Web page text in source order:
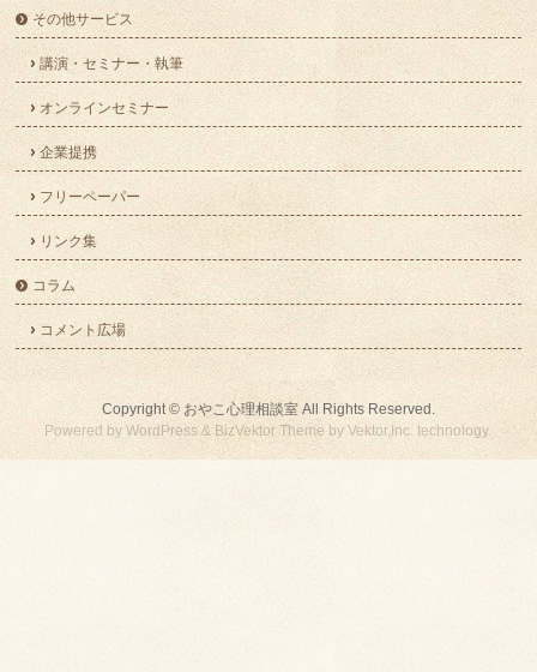
その他サービス
講演・セミナー・執筆
オンラインセミナー
企業提携
フリーペーパー
リンク集
コラム
コメント広場
Copyright © おやこ心理相談室All Rights Reserved.
Powered byWordPress & BizVektor ThemebyVektor,Inc. technology.